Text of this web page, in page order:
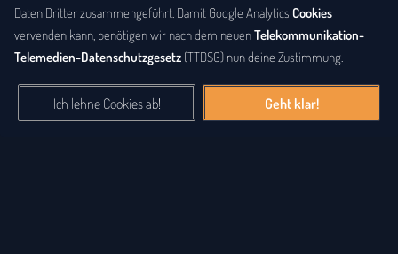
Daten Dritter zusammengeführt. Damit Google Analytics Cookies
vervenden kann, benötigen wir nach dem neuenTelekommunikation-
Telemedien-Datenschutzgesetz (TTDSG) nun deine Zustimmung.
Ich lehne Cookies ab! Geht klar!
DasAnagrammlexikonbietet eine alphabetische Auflistung aller
Wörter, zu denen Anagramme existieren. EinAnagrammist eine
Buchstabenfolge, die durch Vertauschung der Buchstaben einer
Wörter und auch ganze Sätze sein. Bei diesem Lexikon hingegen
geht es einzig um real existierende, einzelne Wörter, die durch